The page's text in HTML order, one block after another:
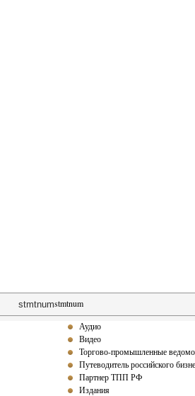
stmtnumstmtnum
Аудио
Видео
Торгово-промышленные
Путеводитель российского
Партнер ТПП РФ
Издания